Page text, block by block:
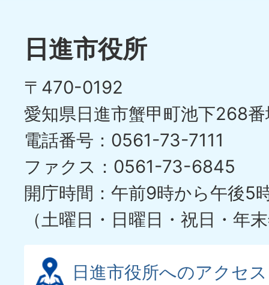
イ
目
の
ス
ラ
イ
ド
日進市役所
〒470-0192
愛知県日進市蟹甲町池下268
電話番号：0561-73-7111
ファクス：0561-73-6845
開庁時間：午前9時から午後5
（土曜日・日曜日・祝日・年
日進市役所へのアクセス